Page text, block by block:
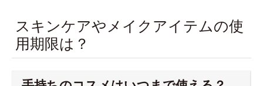
スキンケアやメイクアイテムの使
用期限は？